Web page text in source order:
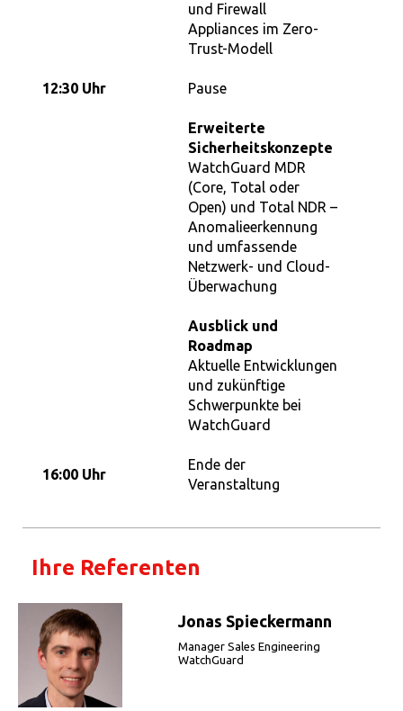
und Firewall
Appliances im Zero-
Trust-Modell
12:30 Uhr Pause
Erweiterte
Sicherheitskonzepte
WatchGuard MDR
(Core, Total oder
Open) und Total NDR –
Anomalieerkennung
und umfassende
Netzwerk- und Cloud-
Überwachung
Ausblick und
Roadmap
Aktuelle Entwicklungen
und zukünftige
Schwerpunkte bei
WatchGuard
16:00 Uhr
Ende der
Veranstaltung
Ihre Referenten
Jonas Spieckermann
Manager Sales Engineering
WatchGuard